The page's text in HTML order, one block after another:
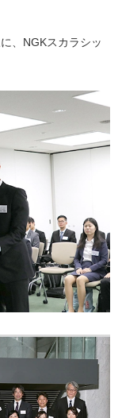
、NGKスカラシッ